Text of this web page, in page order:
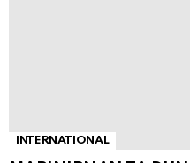
INTERNATIONAL